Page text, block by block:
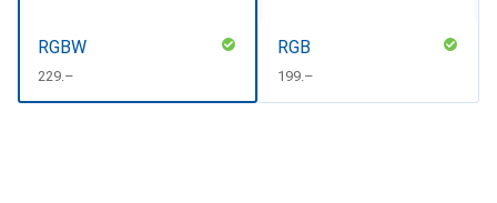
RGBW
CHF
229.–
RGB
CHF
199.–